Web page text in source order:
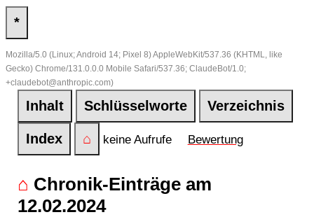
*
Mozilla/5.0 (Linux; Android 14; Pixel 8) AppleWebKit/537.36 (KHTML, like
Gecko) Chrome/131.0.0.0 Mobile Safari/537.36; ClaudeBot/1.0;
+claudebot@anthropic.com)
Inhalt Schlüsselworte Verzeichnis
Index ⌂ keine Aufrufe Bewertung
⌂ Chronik-Einträge am
12.02.2024